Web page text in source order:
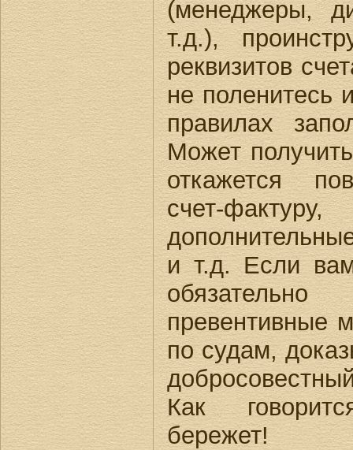
(менеджеры,
т.д.),
реквизитов
не поленитесь
правилах
Может
откажется
счет-
и т.д. Если
превентивные
по судам,
Как
бережет!